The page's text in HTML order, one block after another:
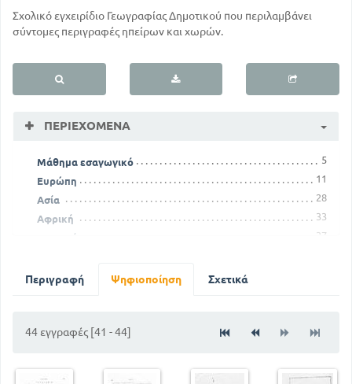
Σχολικό εγχειρίδιο Γεωγραφίας Δημοτικού που περιλαμβάνει
σύντομες περιγραφές ηπείρων και χωρών.
ΠΕΡΙΕΧΌΜΕΝΑ
Μάθημα εσαγωγικό
5
Ευρώπη
11
Ασία
28
Αφρική
33
Αμερική
37
Περιγραφή Ψηφιοποίηση Σχετικά
44 εγγραφές [41 - 44]